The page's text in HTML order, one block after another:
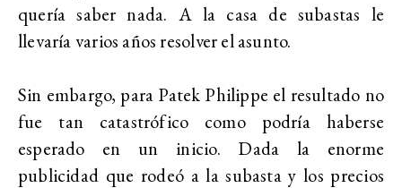
quería saber nada. A la casa de subastas le
llevaría varios años resolver el asunto.
Sin embargo, para Patek Philippe el resultado no
fue tan catastrófico como podría haberse
esperado en un inicio. Dada la enorme
publicidad que rodeó a la subasta y los precios